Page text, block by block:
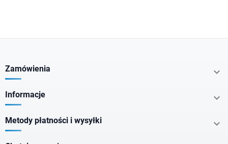
Zamówienia 
Informacje 
Metody płatności i wysyłki 